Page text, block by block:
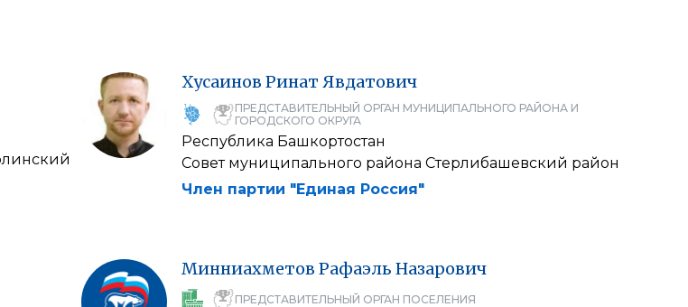
Хусаинов Ринат Явдатович
ПРЕДСТАВИТЕЛЬНЫЙ ОРГАН МУНИЦИПАЛЬНОГО РАЙОНА И
ГОРОДСКОГО ОКРУГА
Республика Башкортостан
Совет муниципального района Стерлибашевский район
Член партии "Единая Россия"
Минниахметов Рафаэль Назарович
ПРЕДСТАВИТЕЛЬНЫЙ ОРГАН ПОСЕЛЕНИЯ